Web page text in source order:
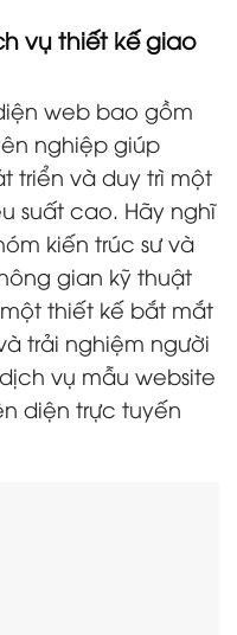
vụ thiết kế giao
web bao gồm
nghiệp giúp
triển và duy trì một
suất cao. Hãy nghĩ
kiến trúc sư và
gian kỹ thuật
thiết kế bắt mắt
trải nghiệm người
vụ mẫu website
diện trực tuyến